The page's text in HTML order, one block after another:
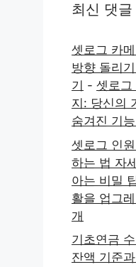
최신 댓글
셋로그 카
방향 돌리
기 - 셋로그
지: 당신의
숨겨진 기
셋로그 인
하는 법 자
아는 비밀
활을 업그
개
기초연금
잔액 기준